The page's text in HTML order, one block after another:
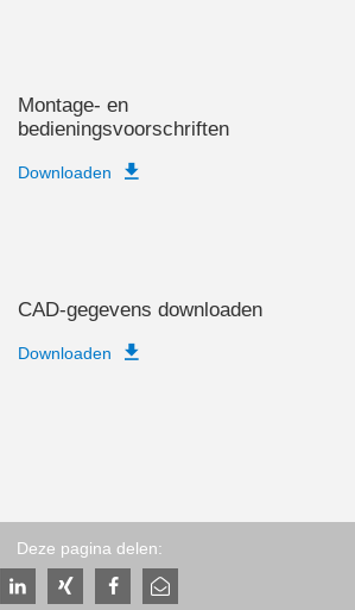
Montage- en
bedieningsvoorschriften
Downloaden
CAD-gegevens downloaden
Downloaden
Deze pagina delen: